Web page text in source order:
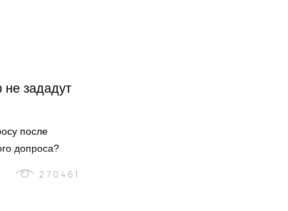
не зададут
после
допроса?
270461